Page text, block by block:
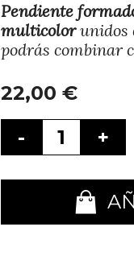
Pendiente
multicolorunidos
podrás combinar
22,00 €
-
+